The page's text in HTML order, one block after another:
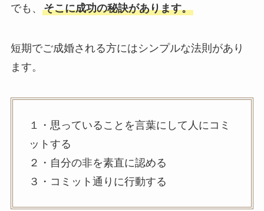
でも、 そこに成功の秘訣があります。
短期でご成婚される方にはシンプルな法則があり
ます。
１・思っていることを言葉にして人にコミ
ットする
２・自分の非を素直に認める
３・コミット通りに行動する